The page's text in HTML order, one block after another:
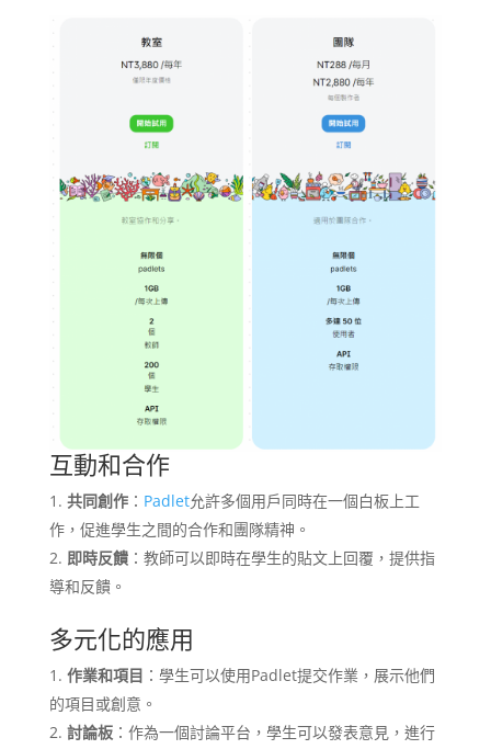
互動和合作
共同創作： Padlet允許多個用戶同時在一個白板上工
作，促進學生之間的合作和團隊精神。
即時反饋：教師可以即時在學生的貼文上回覆，提供指
導和反饋。
多元化的應用
作業和項目 ：學生可以使用Padlet提交作業，展示他們
的項目或創意。
討論板：作為一個討論平台，學生可以發表意見，進行